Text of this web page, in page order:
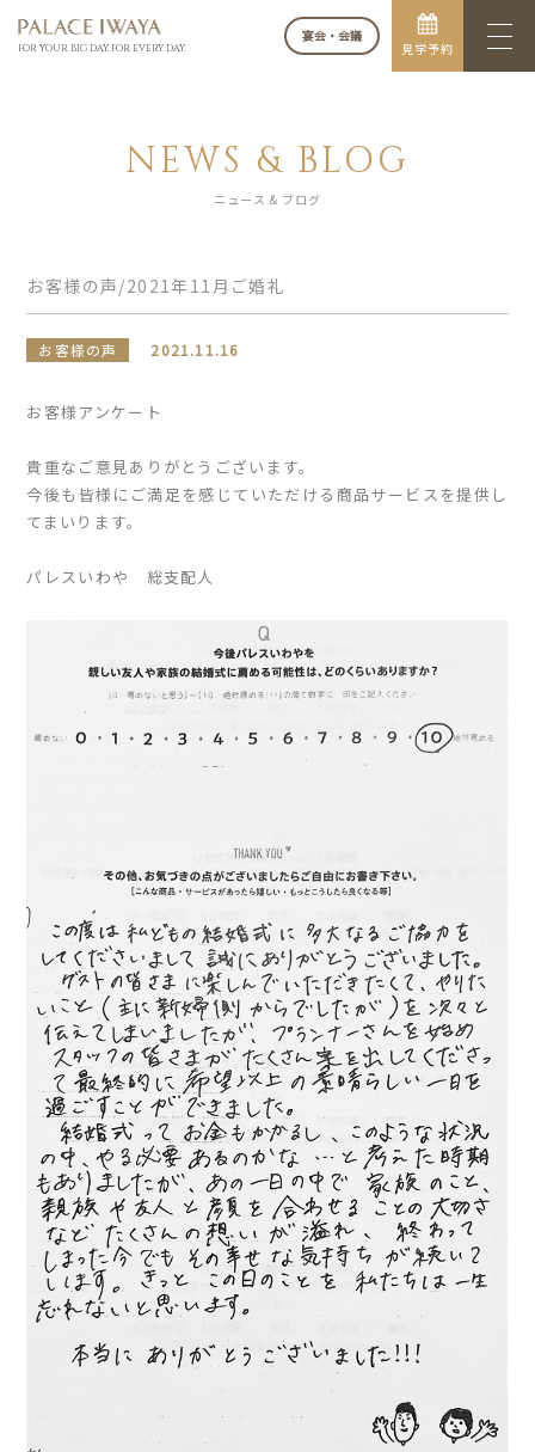
FOR YOUR BIG DAY. FOR EVERY DAY.
宴会・会議
見学予約
NEWS & BLOG
ニュース & ブログ
お客様の声/2021年11月ご婚礼
お客様の声 2021.11.16
お客様アンケート
貴重なご意見ありがとうございます。
今後も皆様にご満足を感じていただける商品サービスを提供し
てまいります。
パレスいわや 総支配人